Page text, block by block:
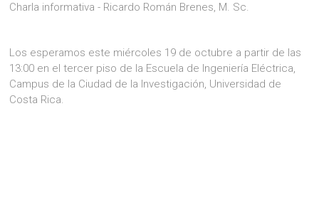
Charla informativa - Ricardo Román Brenes, M. Sc.
Los esperamos este miércoles 19 de octubre a partir de las
13:00 en el tercer piso de la Escuela de Ingeniería Eléctrica,
Campus de la Ciudad de la Investigación, Universidad de
Costa Rica.